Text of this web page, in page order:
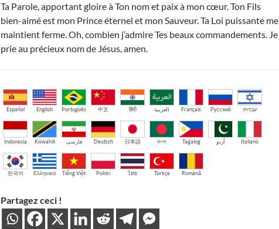
Ta Parole, apportant gloire à Ton nom et paix à mon cœur. Ton Fils
bien-aimé est mon Prince éternel et mon Sauveur. Ta Loi puissante me
maintient ferme. Oh, combien j’admire Tes beaux commandements. Je
prie au précieux nom de Jésus, amen.
Español English Português 中文 हिंदी العربية Français Русский עברית
Indonesia Kiswahili فارسی Deutsch 日本語 বাংলা Tagalog اُردو Italiano
한국어 Ελληνικά Tiếng Việt Polski ไทย Türkçe Română
Partagez ceci !